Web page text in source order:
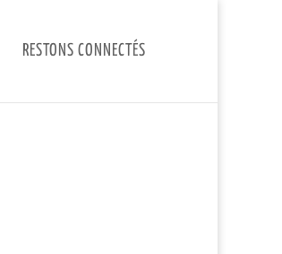
RESTONS CONNECTÉS